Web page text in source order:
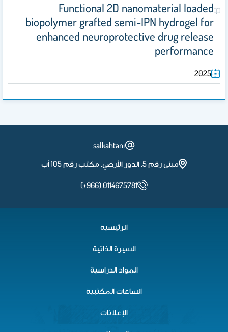
Functional 2D nanomaterial loaded
biopolymer grafted semi-IPN hydrogel for
enhanced neuroprotective drug release
performance
2025
salkahtani
مبنى رقم 5. الدور الأرضي. مكتب رقم 105 أب
(+966) 0114675781
الرئيسية
السيرة الذاتية
المواد الدراسية
الساعات المكتبية
الإعلانات